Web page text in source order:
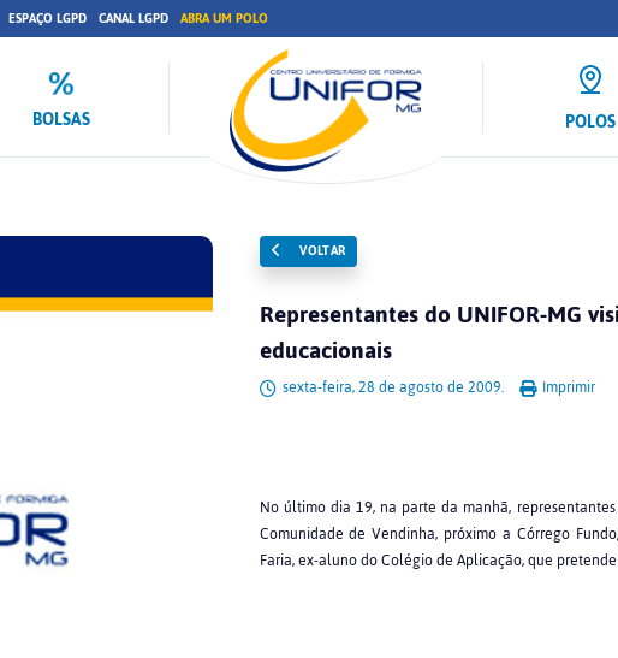
ESPAÇO LGPD CANAL LGPD ABRA UM POLO
BOLSAS POLOS
VOLTAR
Representantes do UNIFOR-MG
educacionais
sexta-feira, 28 de agosto de 2009. Imprimir
No último dia 19, na parte da manhã,
Comunidade de Vendinha, próximo a Córrego
Faria, ex-aluno do Colégio de Aplicação, que